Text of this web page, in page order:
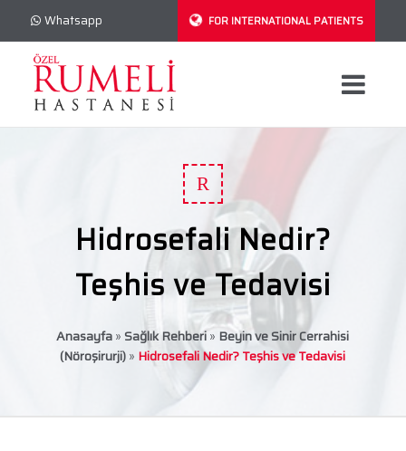
Whatsapp FOR INTERNATIONAL PATIENTS
R
Hidrosefali Nedir?
Teşhis ve Tedavisi
Anasayfa» Sağlık Rehberi» Beyin ve Sinir Cerrahisi
(Nöroşirurji)» Hidrosefali Nedir? Teşhis ve Tedavisi